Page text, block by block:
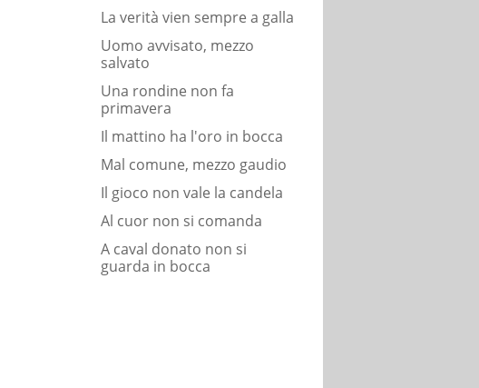
La verità vien sempre a galla
Uomo avvisato, mezzo
salvato
Una rondine non fa
primavera
Il mattino ha l'oro in bocca
Mal comune, mezzo gaudio
Il gioco non vale la candela
Al cuor non si comanda
A caval donato non si
guarda in bocca